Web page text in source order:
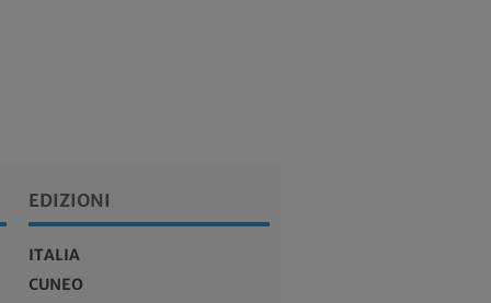
EDIZIONI
ITALIA
CUNEO